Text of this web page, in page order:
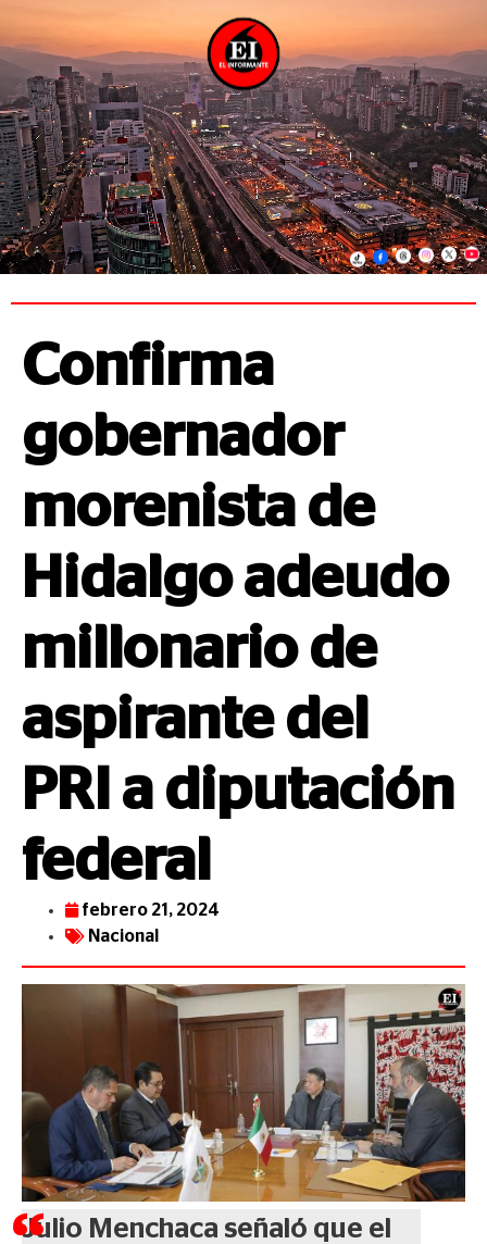
Confirma
gobernador
morenista de
Hidalgo adeudo
millonario de
aspirante del
PRI a diputación
federal
febrero 21, 2024
Nacional
Julio Menchaca señaló que el